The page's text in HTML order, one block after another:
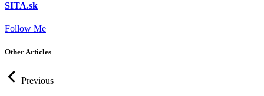
SITA.sk
Follow Me
Other Articles
Previous